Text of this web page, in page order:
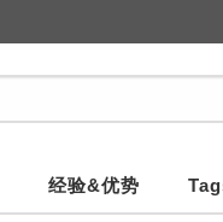
经验&优势